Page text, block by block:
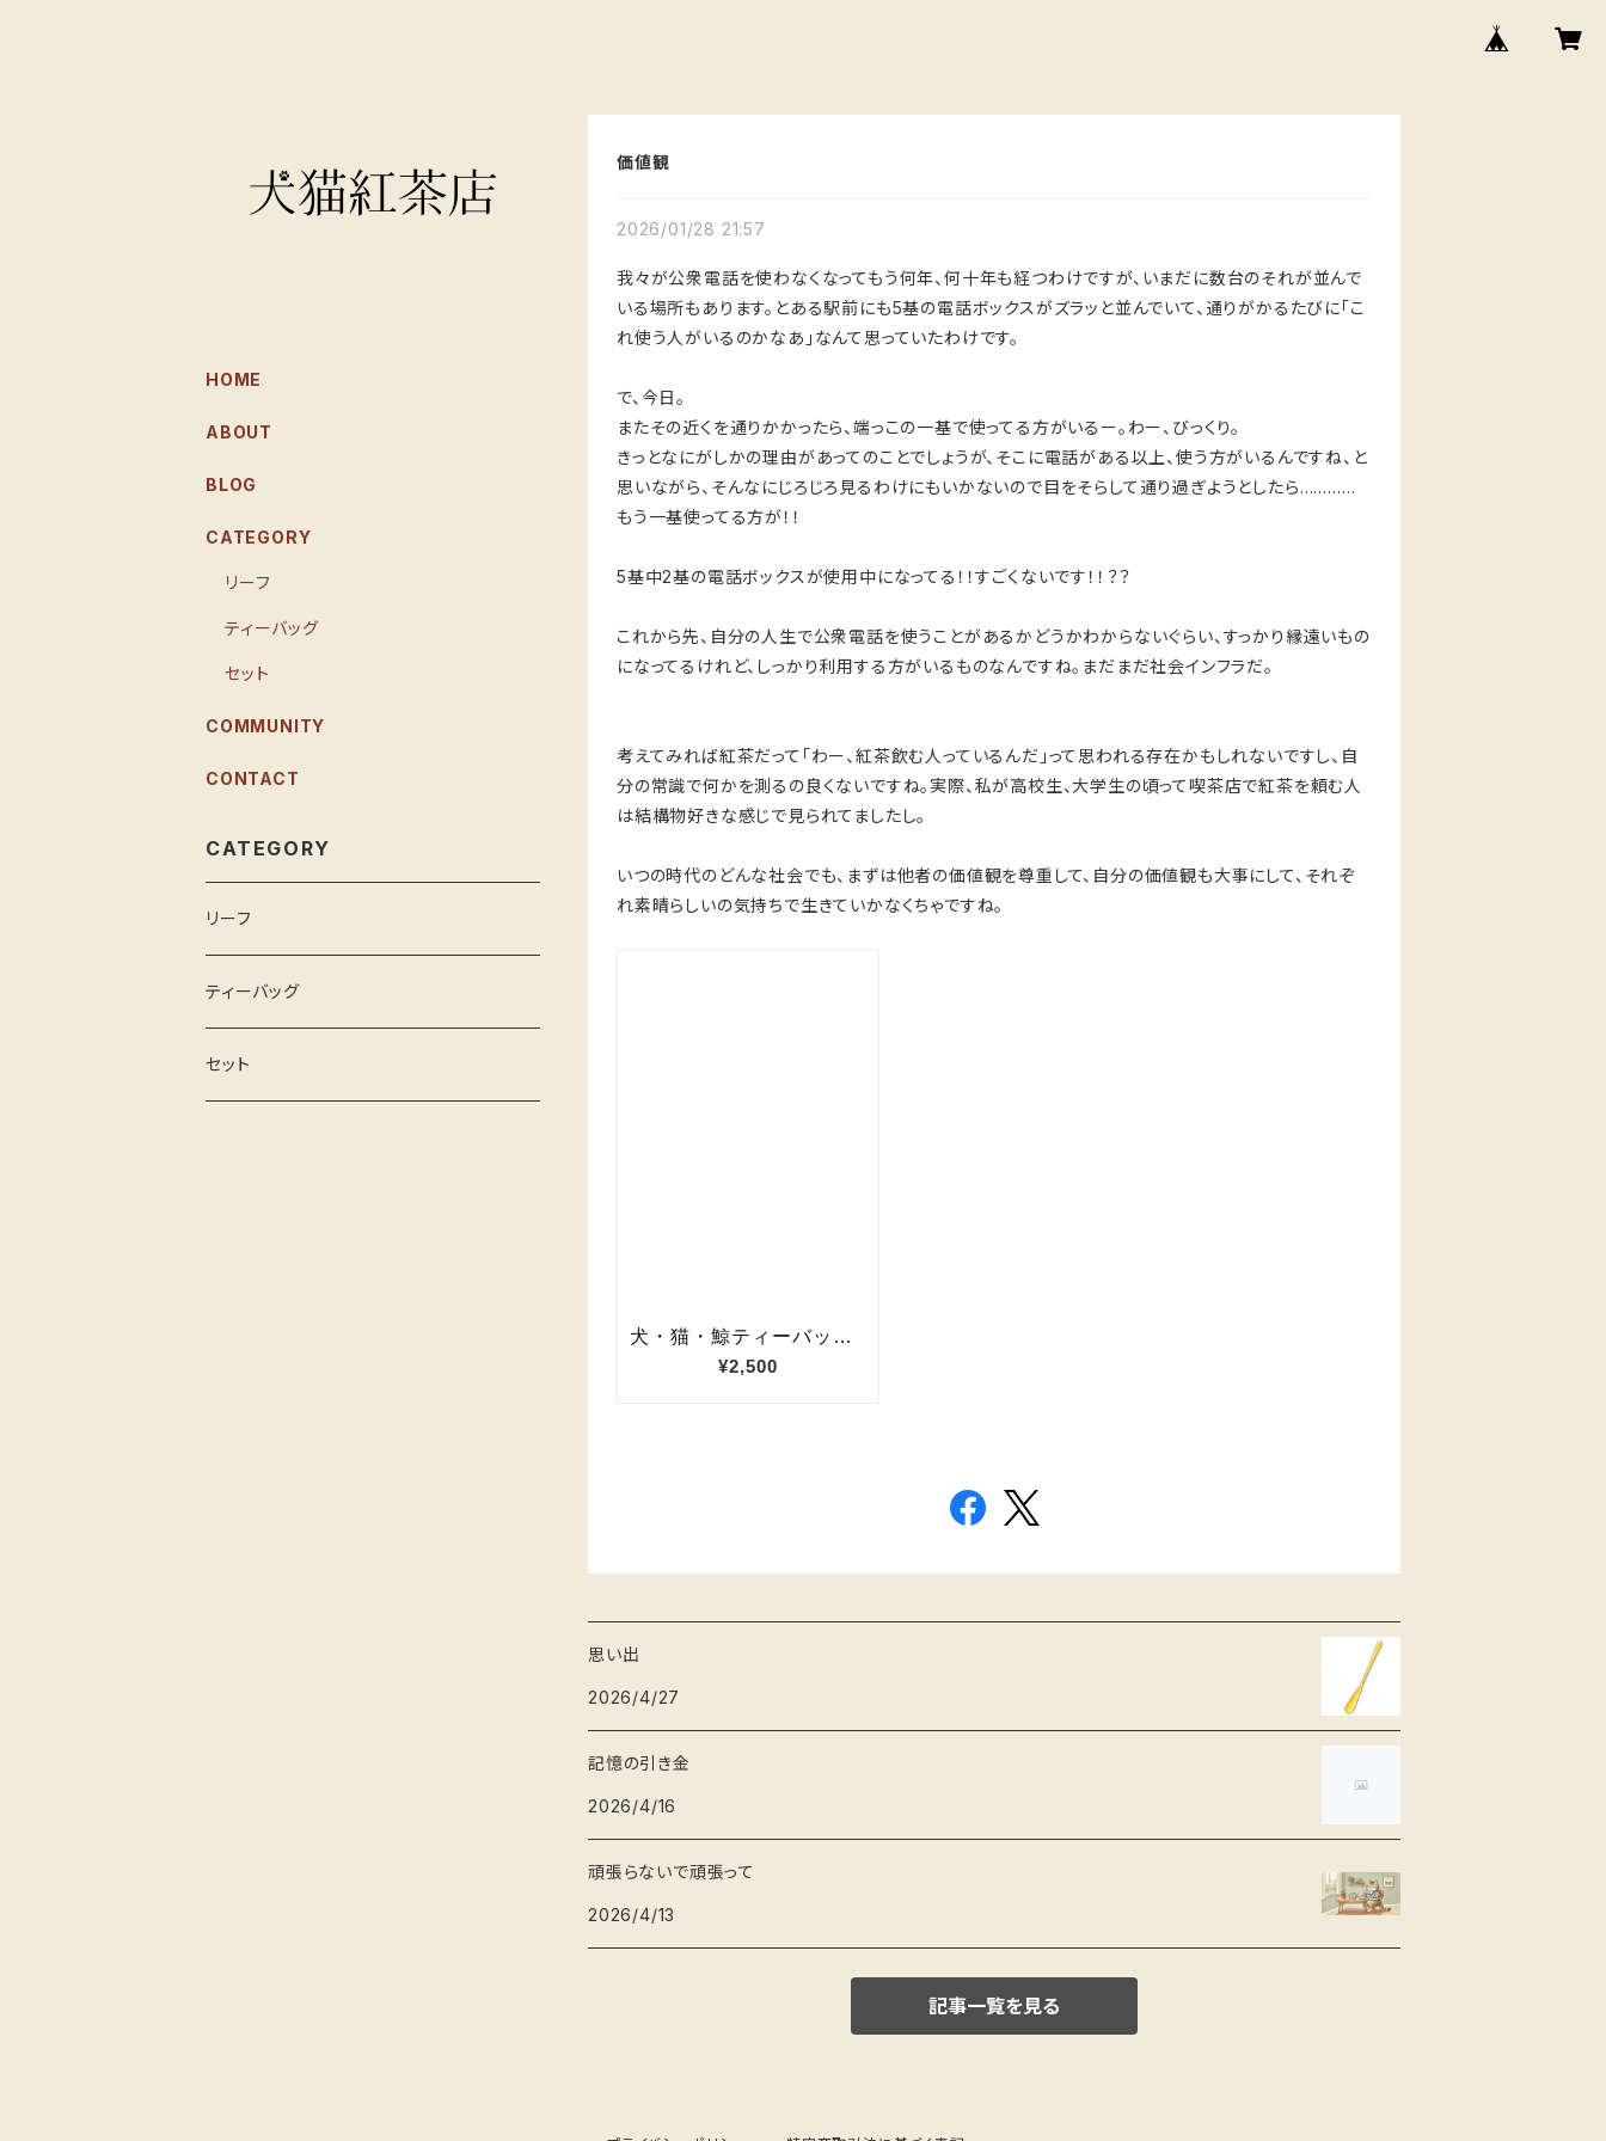
価値観
2026/01/28 21:57
我々が公衆電話を使わなくなってもう何年、何十年も経つわけですが、いまだに数台のそれが並んで
いる場所もあります。とある駅前にも5基の電話ボックスがズラッと並んでいて、通りがかるたびに「こ
れ使う人がいるのかなあ」なんて思っていたわけです。
で、今日。
またその近くを通りかかったら、端っこの一基で使ってる方がいるー。わー、びっくり。
きっとなにがしかの理由があってのことでしょうが、そこに電話がある以上、使う方がいるんですね、と
思いながら、そんなにじろじろ見るわけにもいかないので目をそらして通り過ぎようとしたら…………
もう一基使ってる方が！！
5基中2基の電話ボックスが使用中になってる！！すごくないです！！？？
これから先、自分の人生で公衆電話を使うことがあるかどうかわからないぐらい、すっかり縁遠いもの
になってるけれど、しっかり利用する方がいるものなんですね。まだまだ社会インフラだ。
考えてみれば紅茶だって「わー、紅茶飲む人っているんだ」って思われる存在かもしれないですし、自
分の常識で何かを測るの良くないですね。実際、私が高校生、大学生の頃って喫茶店で紅茶を頼む人
は結構物好きな感じで見られてましたし。
いつの時代のどんな社会でも、まずは他者の価値観を尊重して、自分の価値観も大事にして、それぞ
れ素晴らしいの気持ちで生きていかなくちゃですね。
思い出
2026/4/27
記憶の引き金
2026/4/16
頑張らないで頑張って
2026/4/13
記事一覧を見る
HOME
ABOUT
BLOG
CATEGORY
リーフ
ティーバッグ
セット
COMMUNITY
CONTACT
CATEGORY
リーフ
ティーバッグ
セット